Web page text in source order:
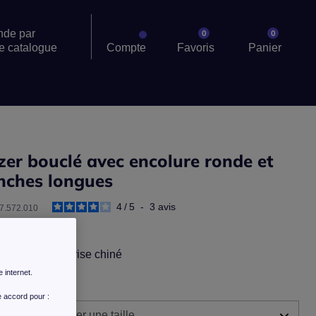
par
catalogue
Compte
0
Favoris
0
Panier
bouclé avec encolure ronde et
longues
4 / 5 - 3avis
fuchsia-cerise chiné
internet.
accord pour :